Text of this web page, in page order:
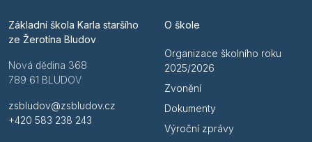
Základní škola Karla staršího
ze Žerotína Bludov
Nová dědina 368
789 61 BLUDOV
zsbludov@zsbludov.cz
+420 583 238 243
O škole
Organizace školního roku
2025/2026
Zvonění
Dokumenty
Výroční zprávy